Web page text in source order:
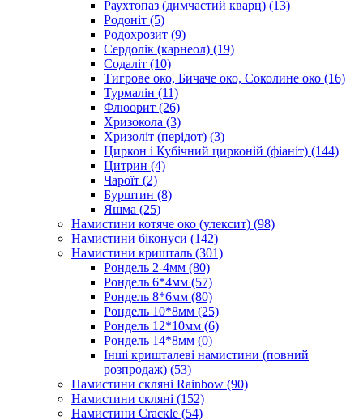
Раухтопаз (димчастий кварц) (13)
Родоніт (5)
Родохрозит (9)
Сердолік (карнеол) (19)
Содаліт (10)
Тигрове око, Бичаче око, Соколине око (16)
Турмалін (11)
Флюорит (26)
Хризокола (3)
Хризоліт (перідот) (3)
Циркон і Кубічний цирконій (фіаніт) (144)
Цитрин (4)
Чароїт (2)
Бурштин (8)
Яшма (25)
Намистини котяче око (улексит) (98)
Намистини біконуси (142)
Намистини кришталь (301)
Рондель 2-4мм (80)
Рондель 6*4мм (57)
Рондель 8*6мм (80)
Рондель 10*8мм (25)
Рондель 12*10мм (6)
Рондель 14*8мм (0)
Інші кришталеві намистини (повний
розпродаж) (53)
Намистини скляні Rainbow (90)
Намистини скляні (152)
Намистини Cracкle (54)